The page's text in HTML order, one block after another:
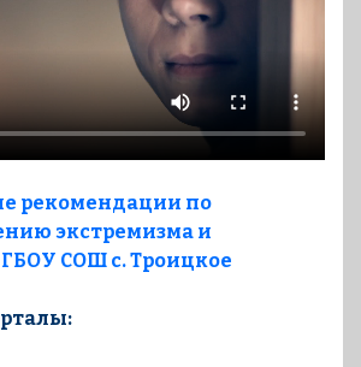
рекомендации по
экстремизма и
ГБОУ СОШ с. Троицкое